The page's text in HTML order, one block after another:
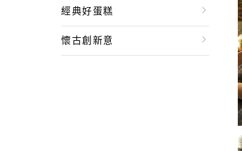
經典好蛋糕
懷古創新意